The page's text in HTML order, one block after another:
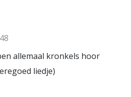
allemaal kronkels hoor
liedje)